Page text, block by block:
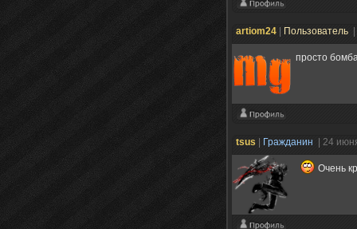
artiom24 Пользователь
просто
tsus Гражданин | 24
Очень